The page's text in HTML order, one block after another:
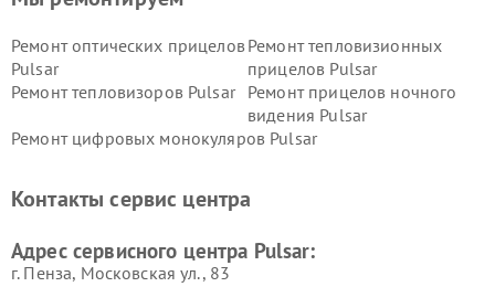
Ремонт оптических прицелов
Pulsar
Ремонт тепловизионных
прицелов Pulsar
Ремонт тепловизоров Pulsar
Ремонт прицелов ночного
видения Pulsar
Ремонт цифровых монокуляров Pulsar
Контакты сервис центра
Адрес сервисного центра Pulsar:
г. Пенза, Московская ул., 83